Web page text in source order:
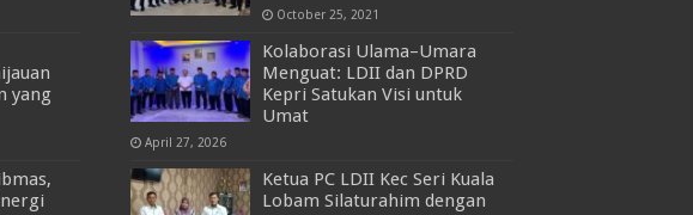
yang
October 25, 2021
Kolaborasi Ulama–Umara
Menguat: LDII dan DPRD
Kepri Satukan Visi untuk
Umat
April 27, 2026
Ketua PC LDII Kec Seri Kuala
Lobam Silaturahim dengan